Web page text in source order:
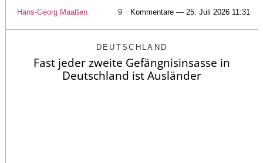
Hans-Georg Maaßen 9 Kommentare — 25. Juli 2026 11:31
DEUTSCHLAND
Fast jeder zweite Gefängnisinsasse in
Deutschland ist Ausländer